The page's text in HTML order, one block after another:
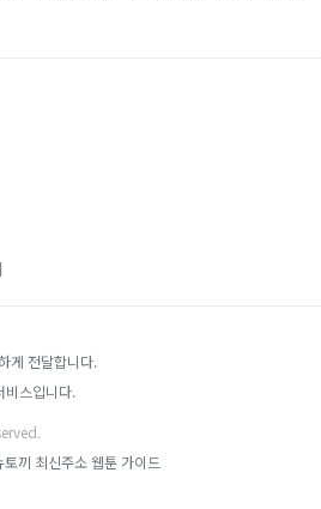
게 전달합니다.
비스입니다.
토끼 최신주소웹툰 가이드